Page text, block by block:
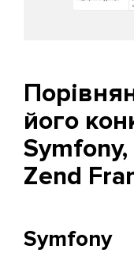
його
Zend
Symfony